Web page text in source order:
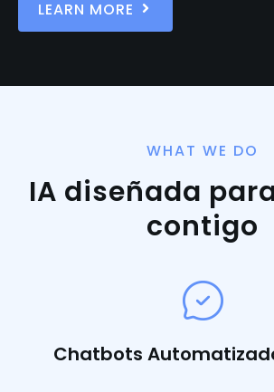
LEARN MORE
WHAT WE DO
IA diseñada
contigo
Chatbots